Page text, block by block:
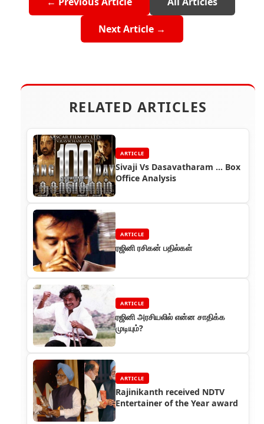
Next Article →
RELATED ARTICLES
ARTICLE
Sivaji Vs Dasavatharam ... Box
Office Analysis
ARTICLE
ரஜினி ரசிகன் பதில்கள்
ARTICLE
ரஜினி அரசியலில் என்ன சாதிக்க
முடியும்?
ARTICLE
Rajinikanth received NDTV
Entertainer of the Year award